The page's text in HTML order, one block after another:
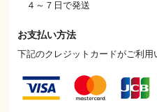
４～７日で発送
お支払い方法
下記のクレジットカードがご利用